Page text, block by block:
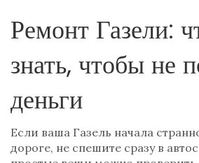
Ремонт Газели:
знать, чтобы не
деньги
Если ваша Газель начала
дороге, не спешите сразу в